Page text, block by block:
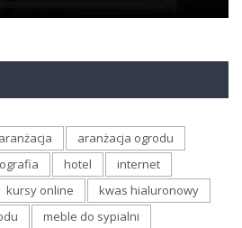
aranżacja
aranżacja ogrodu
hotel
internet
kursy online
kwas hialuronowy
meble do sypialni